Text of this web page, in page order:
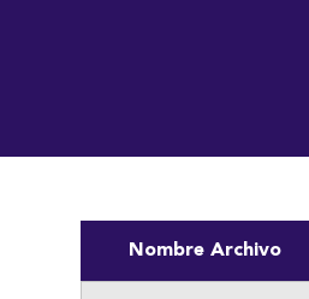
Nombre Archivo